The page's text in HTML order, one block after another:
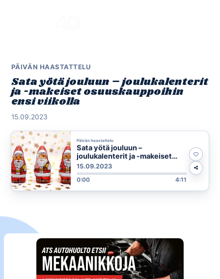
PÄIVÄN HAASTATTELU
Sata yötä jouluun – joulukalenterit
ja -makeiset osuuskauppoihin
ensi viikolla
15.09.2023
Päivän haastattelu
Sata yötä jouluun –
joulukalenterit ja -makeiset
osuuskauppoihin ensi viikolla
15.09.2023
0:00 4:11